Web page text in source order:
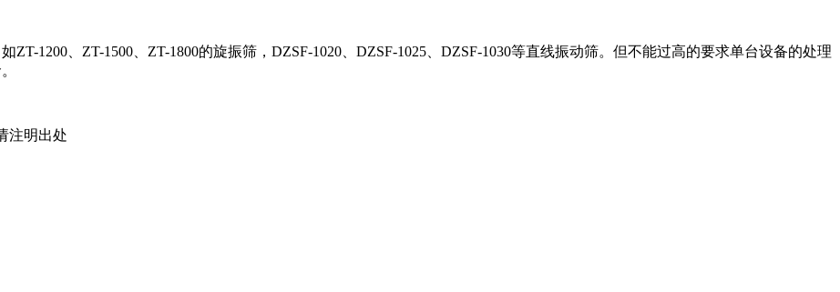
1200、ZT-1500、ZT-1800的旋振筛，DZSF-1020、DZSF-1025、DZSF-1030等直线振动筛。但不能过高的要求单台设备的处理
注明出处